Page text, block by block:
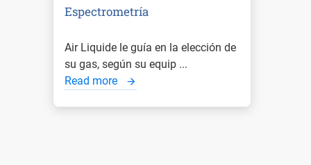
Espectrometría
Air Liquide le guía en la elección de
su gas, según su equip ...
Read more